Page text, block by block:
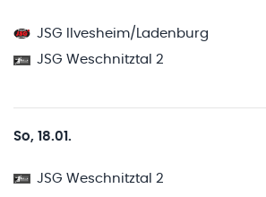
JSG Ilvesheim/Ladenburg
JSG Weschnitztal 2
So, 18.01.
JSG Weschnitztal 2